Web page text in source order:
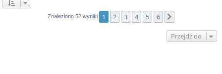
Znaleziono 52 wyniki 1 2 3 4 5 6
Przejdź do